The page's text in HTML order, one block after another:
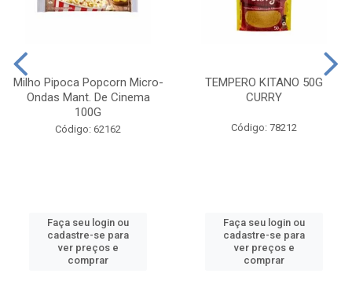
Milho Pipoca Popcorn Micro-
Ondas Mant. De Cinema
100G
Código: 62162
Faça seu login ou
cadastre-se para
ver preços e
comprar
TEMPERO KITANO 50G
CURRY
Código: 78212
Faça seu login ou
cadastre-se para
ver preços e
comprar